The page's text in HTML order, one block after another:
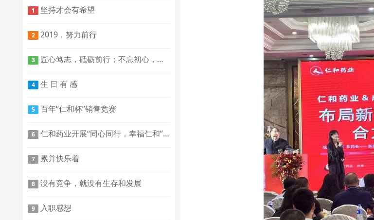
1 坚持才会有希望
2 2019，努力前行
3 匠心笃志，砥砺前行；不忘初心，方得始终
4 生 日 有 感
5 百年“仁和杯”销售竞赛
6 仁和药业开展“同心同行，幸福仁和” 户外拓展活动
7 累并快乐着
8 没有竞争，就没有生存和发展
9 入职感想